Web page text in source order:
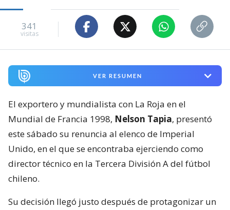
341
visitas
VER RESUMEN
El exportero y mundialista con La Roja en el
Mundial de Francia 1998, Nelson Tapia, presentó
este sábado su renuncia al elenco de Imperial
Unido, en el que se encontraba ejerciendo como
director técnico en la Tercera División A del fútbol
chileno.
Su decisión llegó justo después de protagonizar un